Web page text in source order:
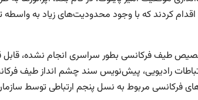
کردند که با وجود محدودیت‌های زیاد به واسطه
طیف فرکانسی بطور سراسری انجام نشده،
رادیویی، پیش‌نویس سند چشم انداز طیف
واگذاری باندهای فرکانسی مربوط به نسل پنجم ارتباطی توسط